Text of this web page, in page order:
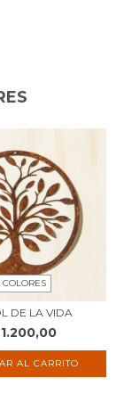
COLORES
DE LA VIDA
AL CARRITO